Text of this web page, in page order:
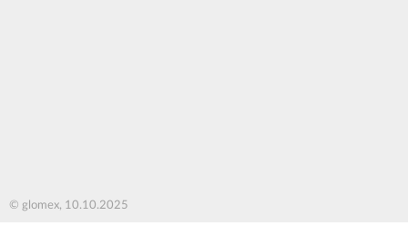
© glomex, 10.10.2025